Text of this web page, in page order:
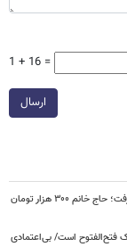
1 + 16 =
ارسال
روایت فرمانده سابق سپاه ولی امر از پولی که رهبر شهید قرض گرفت؛ حاج خانم ۳۰۰ هزار تومان
فتح‌الفتوح است/ بی‌اعتمادی